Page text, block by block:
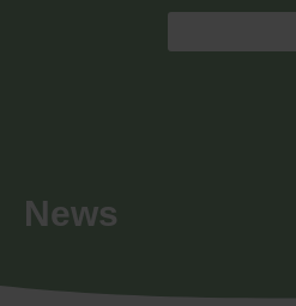
News